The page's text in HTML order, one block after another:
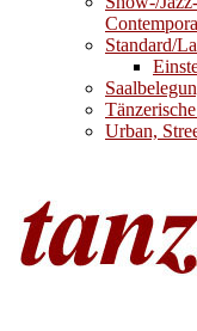
Standard/
Urban,